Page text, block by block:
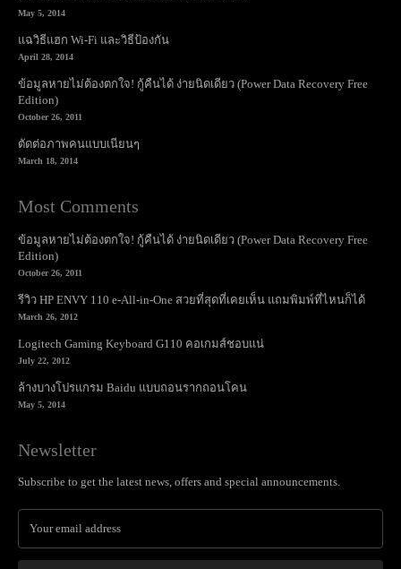
May 5, 2014
แฉวิธีแฮก Wi-Fi และวิธีป้องกัน
April 28, 2014
ข้อมูลหายไม่ต้องตกใจ! กู้คืนได้ ง่ายนิดเดียว (Power Data Recovery Free
Edition)
October 26, 2011
ตัดต่อภาพคนแบบเนียนๆ
March 18, 2014
Most Comments
ข้อมูลหายไม่ต้องตกใจ! กู้คืนได้ ง่ายนิดเดียว (Power Data Recovery Free
Edition)
October 26, 2011
รีวิว HP ENVY 110 e-All-in-One สวยที่สุดที่เคยเห็น แถมพิมพ์ที่ไหนก็ได้
March 26, 2012
Logitech Gaming Keyboard G110 คอเกมส์ชอบแน่
July 22, 2012
ล้างบางโปรแกรม Baidu แบบถอนรากถอนโคน
May 5, 2014
Newsletter
Subscribe to get the latest news, offers and special announcements.